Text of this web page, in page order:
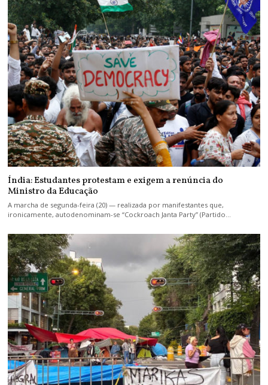
Índia: Estudantes protestam e exigem a renúncia do
Ministro da Educação
A marcha de segunda-feira (20) — realizada por manifestantes que,
ironicamente, autodenominam-se “Cockroach Janta Party” (Partido…